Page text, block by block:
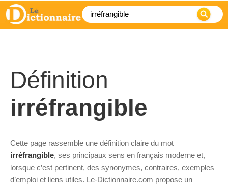
Définition
irréfrangible
Cette page rassemble une définition claire du mot
irréfrangible, ses principaux sens en français moderne et,
lorsque c’est pertinent, des synonymes, contraires, exemples
d’emploi et liens utiles. Le-Dictionnaire.com propose un